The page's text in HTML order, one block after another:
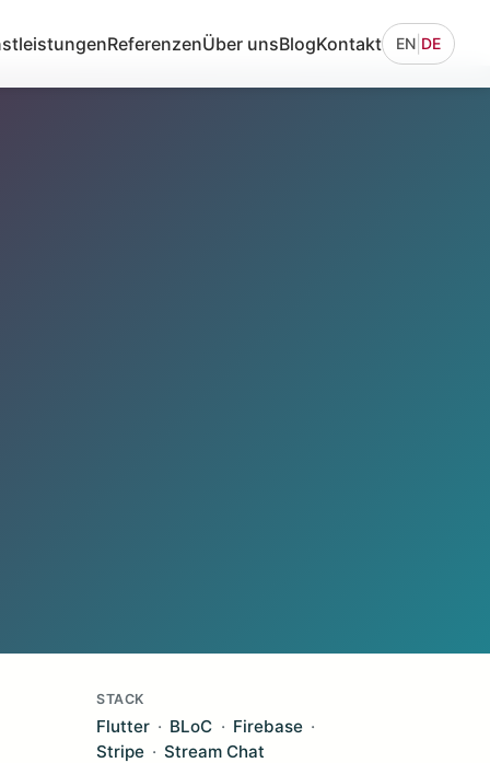
ReferenzenÜber unsBlogKontakt EN DE
STACK
Flutter BLoC
Firebase
Stripe
Stream Chat